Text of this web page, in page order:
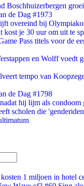
Boschhuizerbergen
de Dag #1973
overeind bij
kost je 30 uur om uit te
Pass titels voor de
en Wolff voedt
tempo van
de Dag #1798
hij lijm als condoom
scholen die
1 miljoen in hotel